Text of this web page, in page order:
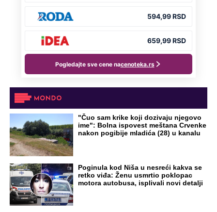
"Čuo sam krike koji dozivaju njegovo
ime": Bolna ispovest meštana Crvenke
nakon pogibije mladića (28) u kanalu
Poginula kod Niša u nesreći kakva se
retko viđa: Ženu usmrtio poklopac
motora autobusa, isplivali novi detalji